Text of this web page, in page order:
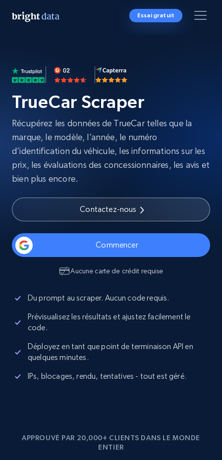
Essai gratuit
TrueCar Scraper
Récupérez les données de TrueCar telles que la
marque, le modèle, l’année, le numéro
d’identification du véhicule, les informations sur les
prix, les évaluations des concessionnaires, les avis et
bien plus encore.
Contactez-nous
Commencer
Aucune carte de crédit requise
Du prompt au scraper. Aucun code requis.
Prévisualisez les résultats et ajustez facilement le
code.
Déployez en tant que point de terminaison API en
quelques minutes.
IPs, blocages, rendu, tentatives - tout est géré.
APPROUVÉ PAR 20,000+ CLIENTS DANS LE MONDE
ENTIER